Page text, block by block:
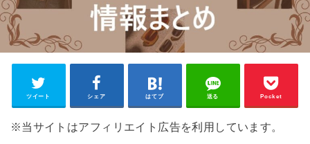
ツイート シェア はてブ 送る Pocket
※当サイトはアフィリエイト広告を利用しています。